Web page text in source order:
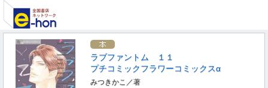
ラブファントム １１
プチコミックフラワーコミックスα
みつきかこ／著